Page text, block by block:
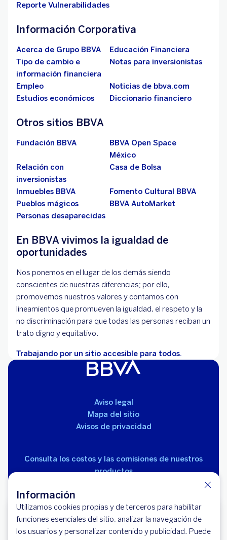
Información
Utilizamos cookies propias y de terceros para habilitar
funciones esenciales del sitio, analizar la navegación de
los usuarios y personalizar contenido y publicidad. Puede
Apartados
crédito
Paga tus prestamos
Transferencia
búsqueda mágica
Descarga la app BBVA
App Store
Reporte Vulnerabilidades
Información Corporativa
Acerca de Grupo BBVA
Educación Financiera
Tipo de cambio e
información financiera
Notas para inversionistas
Empleo
Noticias de bbva.com
Estudios económicos
Diccionario financiero
Otros sitios BBVA
Fundación BBVA
BBVA Open Space
México
Relación con
inversionistas
Casa de Bolsa
Inmuebles BBVA
Fomento Cultural BBVA
Pueblos mágicos
BBVA AutoMarket
Personas desaparecidas
En BBVA vivimos la igualdad de
oportunidades
Nos ponemos en el lugar de los demás siendo
conscientes de nuestras diferencias; por ello,
promovemos nuestros valores y contamos con
lineamientos que promueven la igualdad, el respeto y la
no discriminación para que todas las personas reciban un
trato digno y equitativo.
Trabajando por un sitio accesible para todos.
Aviso legal
Mapa del sitio
Avisos de privacidad
Consulta los costos y las comisiones de nuestros
productos